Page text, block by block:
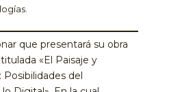
que presentará su obra
«El Paisaje y
del